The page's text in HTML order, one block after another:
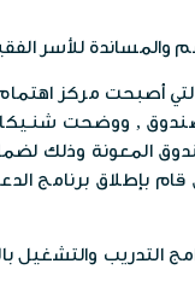
والمساندة للأسر
أصبحت مركز اهتمام
تم مراجعة نظـــــــــام الاستهداف
بإطلاق برنامج
التدريب والتشغيل